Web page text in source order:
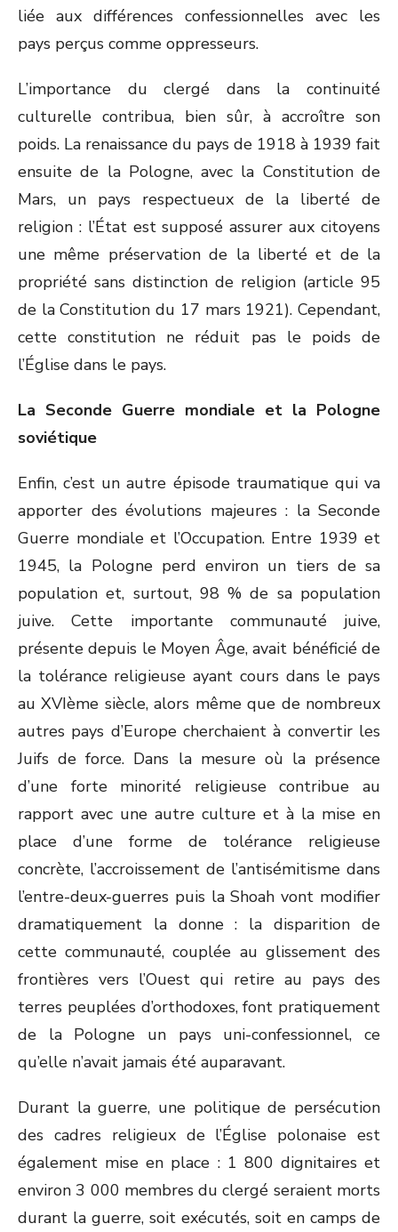
liée aux différences confessionnelles avec les
pays perçus comme oppresseurs.
L’importance du clergé dans la continuité
culturelle contribua, bien sûr, à accroître son
poids. La renaissance du pays de 1918 à 1939 fait
ensuite de la Pologne, avec la Constitution de
Mars, un pays respectueux de la liberté de
religion : l’État est supposé assurer aux citoyens
une même préservation de la liberté et de la
propriété sans distinction de religion (article 95
de la Constitution du 17 mars 1921). Cependant,
cette constitution ne réduit pas le poids de
l’Église dans le pays.
La Seconde Guerre mondiale et la Pologne
soviétique
Enfin, c’est un autre épisode traumatique qui va
apporter des évolutions majeures : la Seconde
Guerre mondiale et l’Occupation. Entre 1939 et
1945, la Pologne perd environ un tiers de sa
population et, surtout, 98 % de sa population
juive. Cette importante communauté juive,
présente depuis le Moyen Âge, avait bénéficié de
la tolérance religieuse ayant cours dans le pays
au XVIème siècle, alors même que de nombreux
autres pays d’Europe cherchaient à convertir les
Juifs de force. Dans la mesure où la présence
d’une forte minorité religieuse contribue au
rapport avec une autre culture et à la mise en
place d’une forme de tolérance religieuse
concrète, l’accroissement de l’antisémitisme dans
l’entre-deux-guerres puis la Shoah vont modifier
dramatiquement la donne : la disparition de
cette communauté, couplée au glissement des
frontières vers l’Ouest qui retire au pays des
terres peuplées d’orthodoxes, font pratiquement
de la Pologne un pays uni-confessionnel, ce
qu’elle n’avait jamais été auparavant.
Durant la guerre, une politique de persécution
des cadres religieux de l’Église polonaise est
également mise en place : 1 800 dignitaires et
environ 3 000 membres du clergé seraient morts
durant la guerre, soit exécutés, soit en camps de